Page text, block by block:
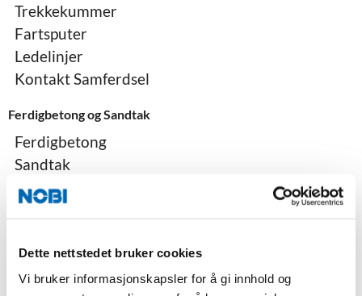
Dette nettstedet bruker cookies
Vi bruker informasjonskapsler for å gi innhold og
Trekkekummer
Fartsputer
Ledelinjer
Kontakt Samferdsel
Ferdigbetong og Sandtak
Ferdigbetong
Sandtak
Kontakt ferdigbetong
Byggevarer til hage, park og gate
Belegningsstein
Støttemur